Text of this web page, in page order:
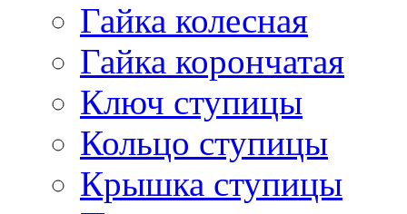
Гайка колесная
Гайка корончатая
Ключ ступицы
Кольцо ступицы
Крышка ступицы